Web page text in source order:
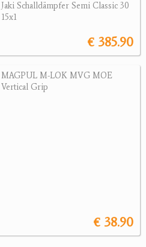
Jaki Schalldämpfer Semi Classic 30
15x1
€ 385.90
MAGPUL M-LOK MVG MOE
Vertical Grip
€ 38.90